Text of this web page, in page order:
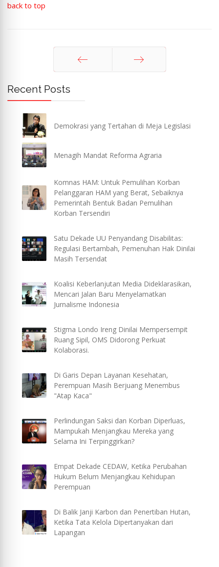
back to top
Recent Posts
Demokrasi yang Tertahan di Meja Legislasi
Menagih Mandat Reforma Agraria
Komnas HAM: Untuk Pemulihan Korban
Pelanggaran HAM yang Berat, Sebaiknya
Pemerintah Bentuk Badan Pemulihan
Korban Tersendiri
Satu Dekade UU Penyandang Disabilitas:
Regulasi Bertambah, Pemenuhan Hak Dinilai
Masih Tersendat
Koalisi Keberlanjutan Media Dideklarasikan,
Mencari Jalan Baru Menyelamatkan
Jurnalisme Indonesia
Stigma Londo Ireng Dinilai Mempersempit
Ruang Sipil, OMS Didorong Perkuat
Kolaborasi.
Di Garis Depan Layanan Kesehatan,
Perempuan Masih Berjuang Menembus
"Atap Kaca"
Perlindungan Saksi dan Korban Diperluas,
Mampukah Menjangkau Mereka yang
Selama Ini Terpinggirkan?
Empat Dekade CEDAW, Ketika Perubahan
Hukum Belum Menjangkau Kehidupan
Perempuan
Di Balik Janji Karbon dan Penertiban Hutan,
Ketika Tata Kelola Dipertanyakan dari
Lapangan